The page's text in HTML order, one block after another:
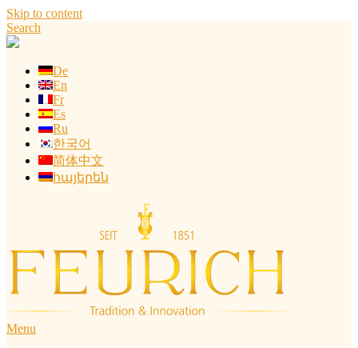
Skip to content
Search
De
En
Fr
Es
Ru
한국어
简体中文
հայերեն
Menu